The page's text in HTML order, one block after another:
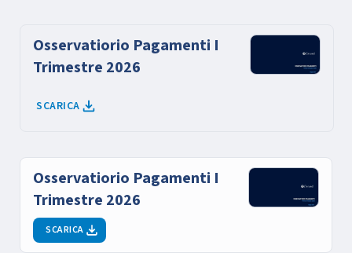
Osservatiorio Pagamenti I
Trimestre 2026
SCARICA
Osservatiorio Pagamenti I
Trimestre 2026
SCARICA